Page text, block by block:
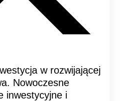
w rozwijającej
Nowoczesne
inwestycyjne i